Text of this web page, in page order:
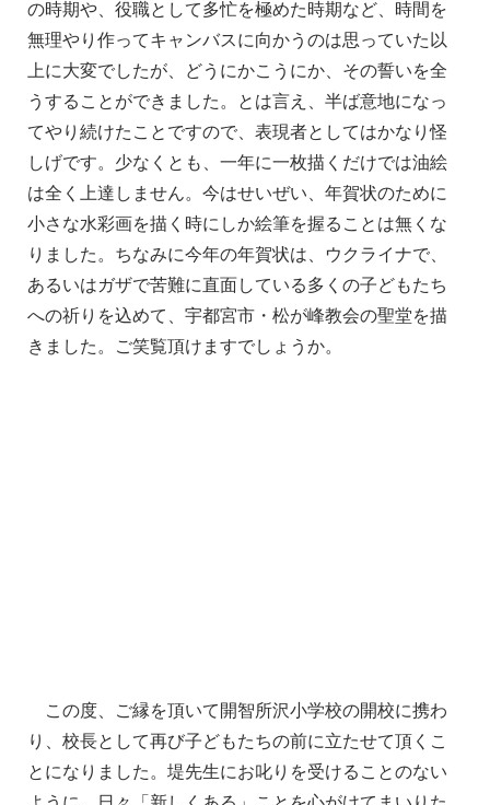
の時期や、役職として多忙を極めた時期など、時間を
無理やり作ってキャンバスに向かうのは思っていた以
上に大変でしたが、どうにかこうにか、その誓いを全
うすることができました。とは言え、半ば意地になっ
てやり続けたことですので、表現者としてはかなり怪
しげです。少なくとも、一年に一枚描くだけでは油絵
は全く上達しません。今はせいぜい、年賀状のために
小さな水彩画を描く時にしか絵筆を握ることは無くな
りました。ちなみに今年の年賀状は、ウクライナで、
あるいはガザで苦難に直面している多くの子どもたち
への祈りを込めて、宇都宮市・松が峰教会の聖堂を描
きました。ご笑覧頂けますでしょうか。
この度、ご縁を頂いて開智所沢小学校の開校に携わ
り、校長として再び子どもたちの前に立たせて頂くこ
とになりました。堤先生にお叱りを受けることのない